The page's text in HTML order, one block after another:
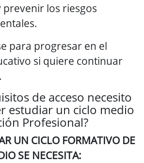
prevenir los riesgos
para progresar en el
si quiere continuar
de acceso necesito
estudiar un ciclo medio
Profesional?
UN CICLO FORMATIVO DE
SE NECESITA: